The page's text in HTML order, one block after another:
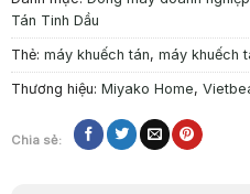
Tán Tinh Dầu
Thẻ: máy khuếch tán, máy khuếch
Thương hiệu: Miyako Home,
Chia sẻ: